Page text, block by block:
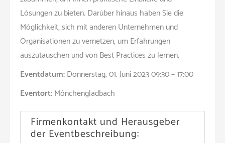
Lösungen zu bieten. Darüber hinaus haben Sie die
Möglichkeit, sich mit anderen Unternehmen und
Organisationen zu vernetzen, um Erfahrungen
auszutauschen und von Best Practices zu lernen.
Eventdatum:Donnerstag, 01. Juni 2023 09:30 – 17:00
Eventort:Mönchengladbach
Firmenkontakt und Herausgeber
der Eventbeschreibung: